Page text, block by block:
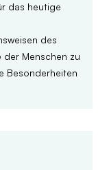
das heutige
des
der Menschen zu
Besonderheiten